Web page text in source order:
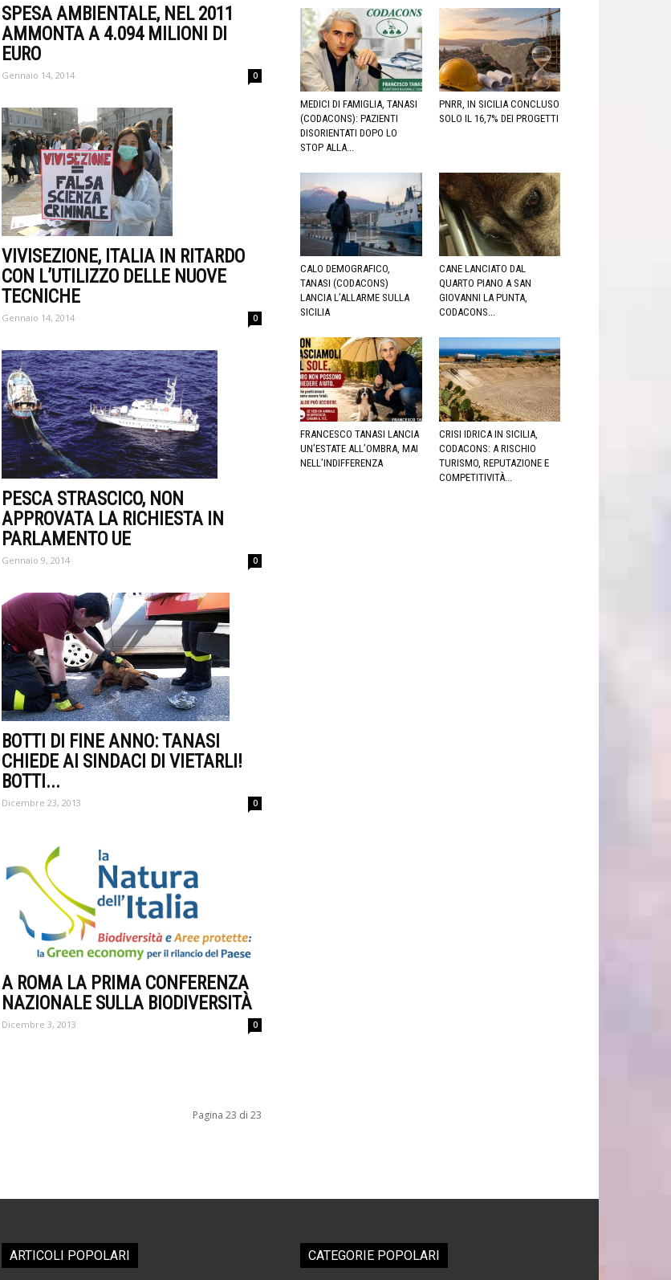
SPESA AMBIENTALE, NEL 2011
AMMONTA A 4.094 MILIONI DI
EURO
Gennaio 14, 2014 0
VIVISEZIONE, ITALIA IN RITARDO
CON L’UTILIZZO DELLE NUOVE
TECNICHE
Gennaio 14, 2014 0
PESCA STRASCICO, NON
APPROVATA LA RICHIESTA IN
PARLAMENTO UE
Gennaio 9, 2014 0
BOTTI DI FINE ANNO: TANASI
CHIEDE AI SINDACI DI VIETARLI!
BOTTI...
Dicembre 23, 2013 0
A ROMA LA PRIMA CONFERENZA
NAZIONALE SULLA BIODIVERSITÀ
Dicembre 3, 2013 0
Pagina 23 di 23
MEDICI DI FAMIGLIA, TANASI
(CODACONS): PAZIENTI
DISORIENTATI DOPO LO
STOP ALLA...
PNRR, IN SICILIA CONCLUSO
SOLO IL 16,7% DEI PROGETTI
CALO DEMOGRAFICO,
TANASI (CODACONS)
LANCIA L’ALLARME SULLA
SICILIA
CANE LANCIATO DAL
QUARTO PIANO A SAN
GIOVANNI LA PUNTA,
CODACONS...
FRANCESCO TANASI LANCIA
UN’ESTATE ALL’OMBRA, MAI
NELL’INDIFFERENZA
CRISI IDRICA IN SICILIA,
CODACONS: A RISCHIO
TURISMO, REPUTAZIONE E
COMPETITIVITÀ...
ARTICOLI POPOLARI CATEGORIE POPOLARI